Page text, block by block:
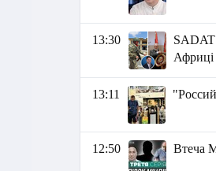
13:30
SADAT
Африці
13:11
12:50 Втеча